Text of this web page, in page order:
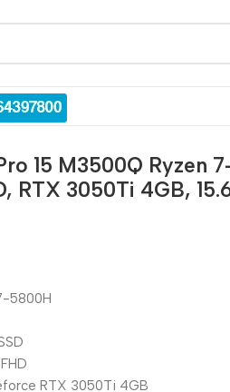
15 M3500Q Ryzen
RTX 3050Ti 4GB,
5800H
RTX 3050Ti 4GB